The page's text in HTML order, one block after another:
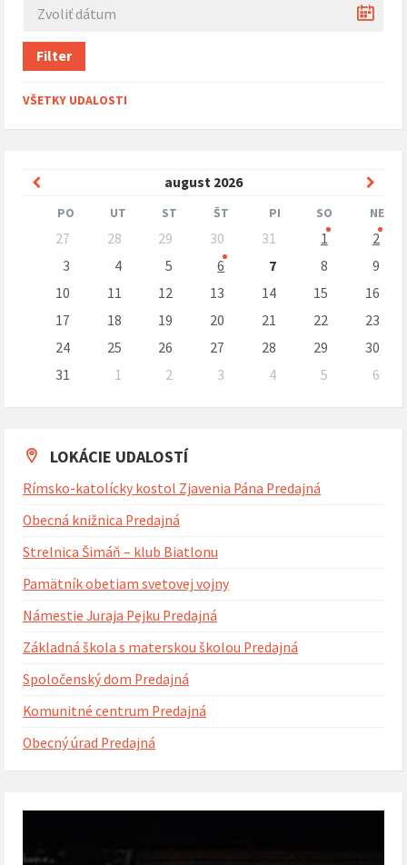
Filter
VŠETKY UDALOSTI
august 2026
Predchádzajúci
mesiac
PO UT ST ŠT PI SO NE
Preskočit
kalendárne
27 28 29 30 31 1
2
3
4 5 6 7 8
9
10
11 12 13 14 15
16
17
18 19 20 21 22
23
24
25 26 27 28 29
30
31
1 2 3 4 5
6
na
dni
LOKÁCIE UDALOSTÍ
Rímsko-katolícky kostol Zjavenia Pána Predajná
Obecná knižnica Predajná
Strelnica Šimáň – klub Biatlonu
Pamätník obetiam svetovej vojny
Námestie Juraja Pejku Predajná
Základná škola s materskou školou Predajná
Spoločenský dom Predajná
Komunitné centrum Predajná
Obecný úrad Predajná